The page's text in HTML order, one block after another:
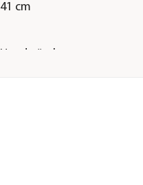
41 cm
Handwäsche